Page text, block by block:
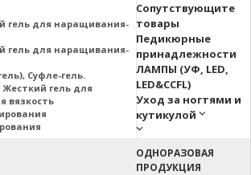
гель для наращивания-
гель для наращивания-
Суфле-гель.
Жесткий гель для
вязкость
Сопутствующите
товары
Педикюрные
принадлежности
ЛАМПЫ (УФ, LED,
LED&CCFL)
Уход за ногтями и
кутикулой
ОДНОРАЗОВАЯ
ПРОДУКЦИЯ